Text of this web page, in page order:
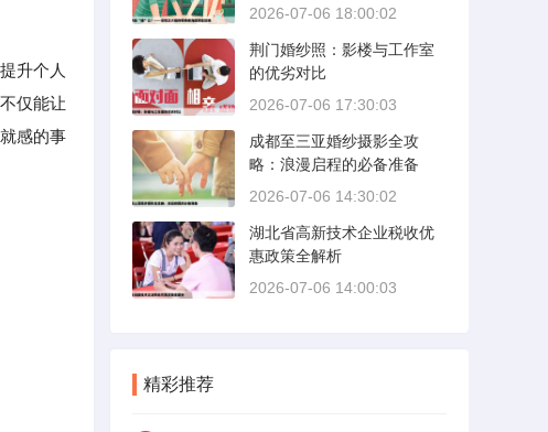
升个人
仅能让
感的事
2026-07-06 18:00:02
荆门婚纱照：影楼与工作室
的优劣对比
2026-07-06 17:30:03
成都至三亚婚纱摄影全攻
略：浪漫启程的必备准备
2026-07-06 14:30:02
湖北省高新技术企业税收优
惠政策全解析
2026-07-06 14:00:03
精彩推荐